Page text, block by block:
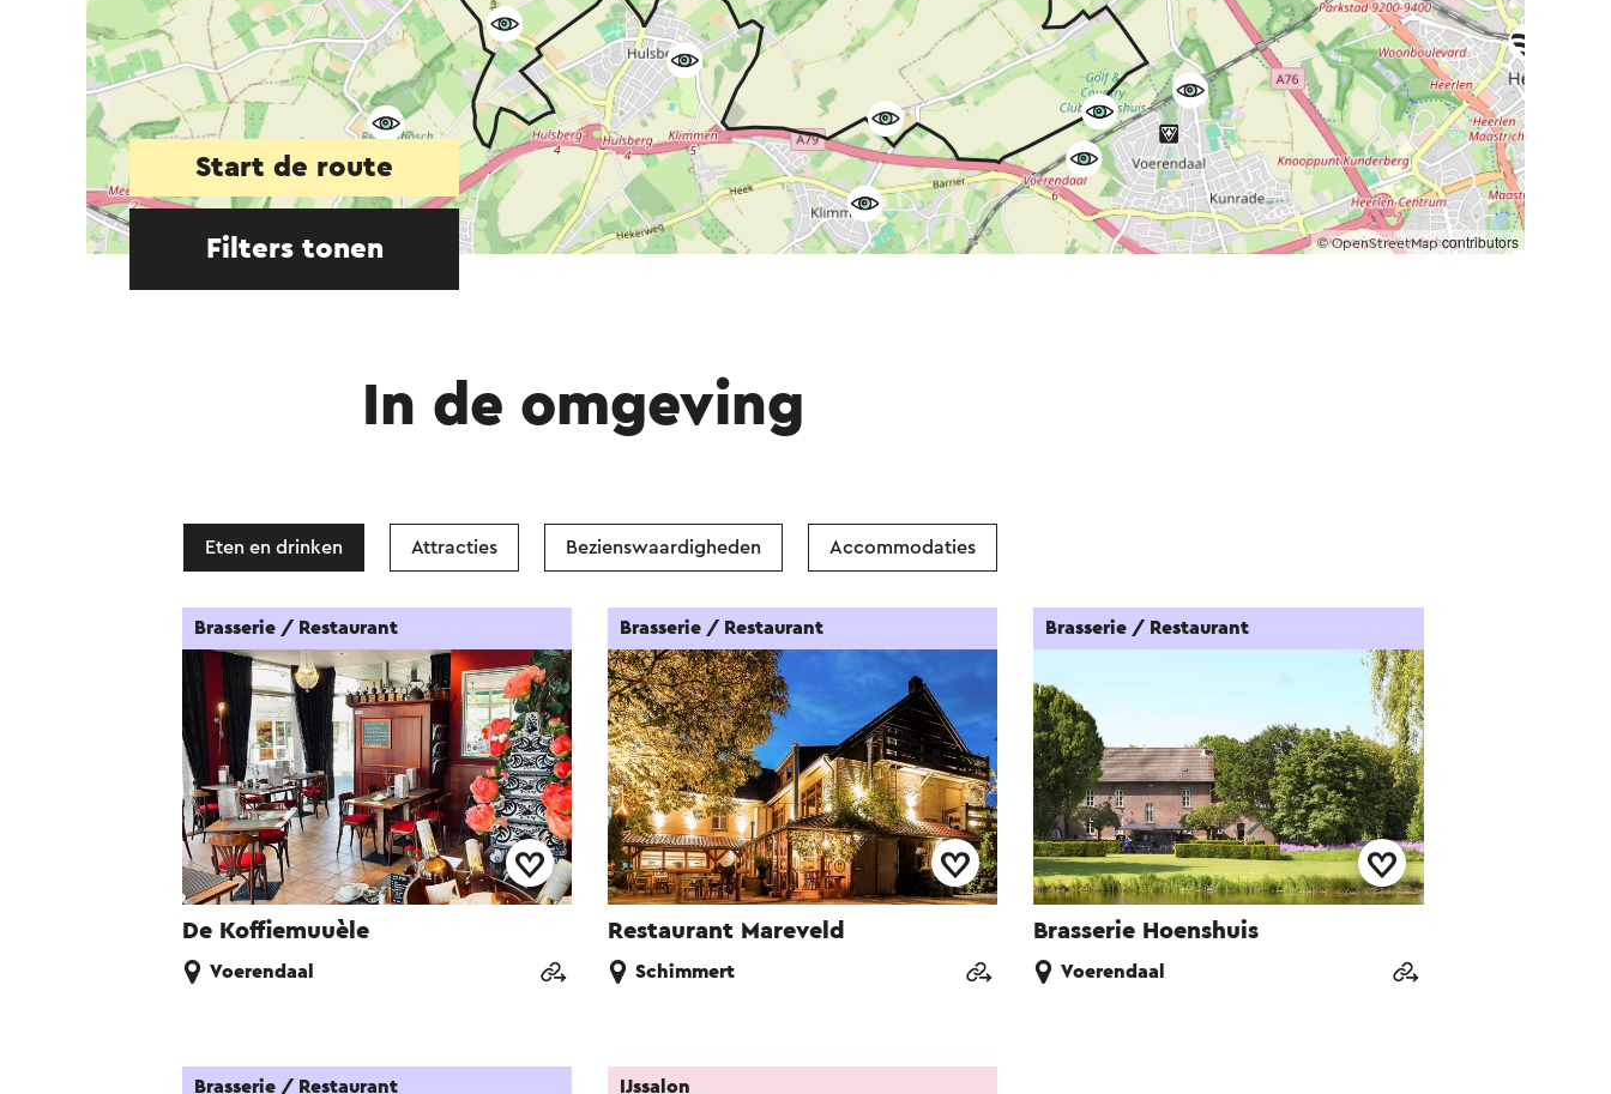
©OpenStreetMapcontributors
Start de route
Filters tonen
In de omgeving
Eten en drinken Attracties Bezienswaardigheden Accommodaties
De Koffiemuuèle
Brasserie / Restaurant
Voerendaal
Restaurant Mareveld
Brasserie / Restaurant
Schimmert
Brasserie Hoenshuis
Brasserie / Restaurant
Voerendaal
Brasserie / Restaurant IJssalon